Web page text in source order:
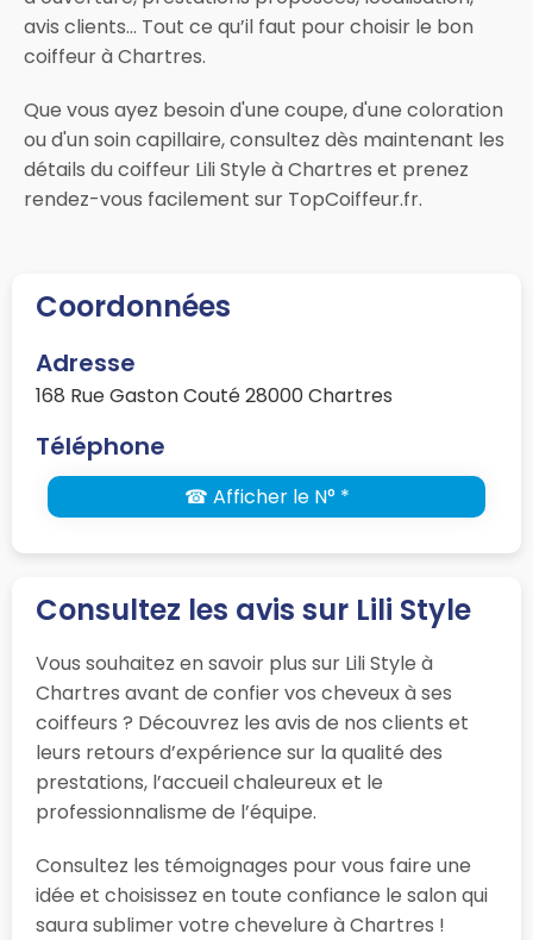
avis clients… Tout ce qu’il faut pour choisir le bon
coiffeur à Chartres.
Que vous ayez besoin d'une coupe, d'une coloration
ou d'un soin capillaire, consultez dès maintenant les
détails du coiffeur Lili Style à Chartres et prenez
rendez-vous facilement sur TopCoiffeur.fr.
Coordonnées
Adresse
168 Rue Gaston Couté 28000 Chartres
Téléphone
☎ Afficher le N° *
Consultez les avis sur Lili Style
Vous souhaitez en savoir plus sur Lili Style à
Chartres avant de confier vos cheveux à ses
coiffeurs ? Découvrez les avis de nos clients et
leurs retours d’expérience sur la qualité des
prestations, l’accueil chaleureux et le
professionnalisme de l’équipe.
Consultez les témoignages pour vous faire une
idée et choisissez en toute confiance le salon qui
saura sublimer votre chevelure à Chartres !